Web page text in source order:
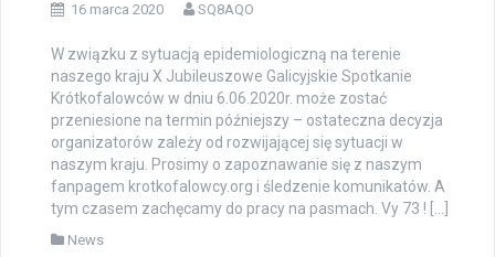
16 marca 2020 SQ8AQO
W związku z sytuacją epidemiologiczną na terenie
naszego kraju X Jubileuszowe Galicyjskie Spotkanie
Krótkofalowców w dniu 6.06.2020r. może zostać
przeniesione na termin późniejszy – ostateczna decyzja
organizatorów zależy od rozwijającej się sytuacji w
naszym kraju. Prosimy o zapoznawanie się z naszym
fanpagem krotkofalowcy.org i śledzenie komunikatów. A
tym czasem zachęcamy do pracy na pasmach. Vy 73 ! […]
News